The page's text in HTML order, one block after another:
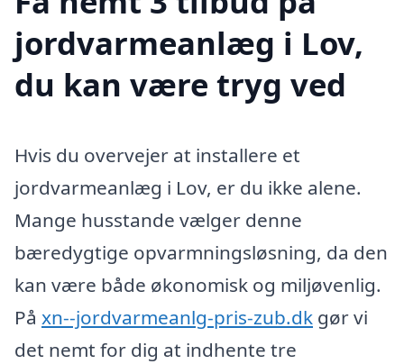
jordvarmeanlæg i Lov,
du kan være tryg ved
Hvis du overvejer at installere et
jordvarmeanlæg i Lov, er du ikke alene.
Mange husstande vælger denne
bæredygtige opvarmningsløsning, da den
kan være både økonomisk og miljøvenlig.
På xn--jordvarmeanlg-pris-zub.dk gør vi
det nemt for dig at indhente tre